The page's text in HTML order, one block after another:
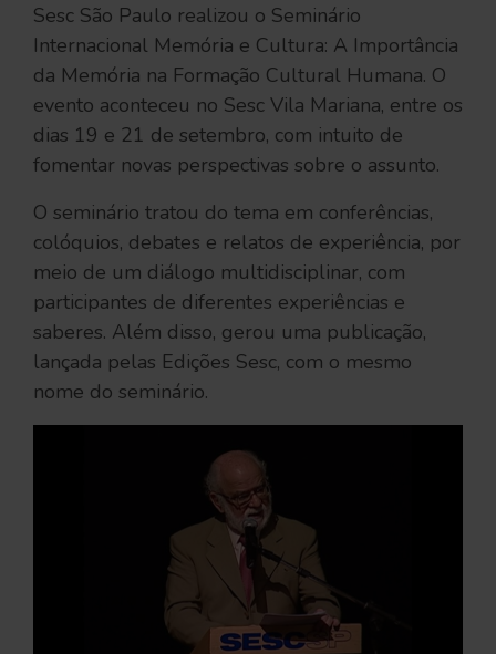
Sesc São Paulo realizou o Seminário
Internacional Memória e Cultura: A Importância
da Memória na Formação Cultural Humana. O
evento aconteceu no Sesc Vila Mariana, entre os
dias 19 e 21 de setembro, com intuito de
fomentar novas perspectivas sobre o assunto.
O seminário tratou do tema em conferências,
colóquios, debates e relatos de experiência, por
meio de um diálogo multidisciplinar, com
participantes de diferentes experiências e
saberes. Além disso, gerou uma publicação,
lançada pelas Edições Sesc, com o mesmo
nome do seminário.